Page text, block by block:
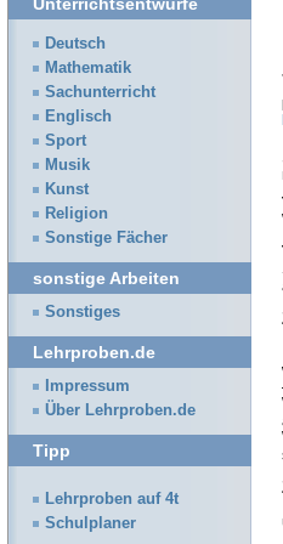
Deutsch
Mathematik
Sachunterricht
Englisch
Sport
Musik
Kunst
Religion
Sonstige Fächer
sonstige Arbeiten
Sonstiges
Lehrproben.de
Impressum
Über Lehrproben.de
Tipp
Lehrproben auf 4t
Schulplaner